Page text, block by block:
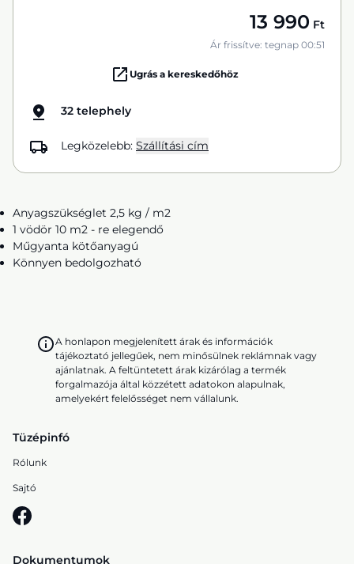
13 990 Ft
Ár frissítve: tegnap 00:51
Ugrás a kereskedőhöz
32 telephely
Legközelebb: Szállítási cím
Anyagszükséglet 2,5 kg / m2
1 vödör 10 m2 - re elegendő
Műgyanta kötőanyagú
Könnyen bedolgozható
A honlapon megjelenített árak és információk
tájékoztató jellegűek, nem minősülnek reklámnak vagy
ajánlatnak. A feltüntetett árak kizárólag a termék
forgalmazója által közzétett adatokon alapulnak,
amelyekért felelősséget nem vállalunk.
Tüzépinfó
Rólunk
Sajtó
Dokumentumok